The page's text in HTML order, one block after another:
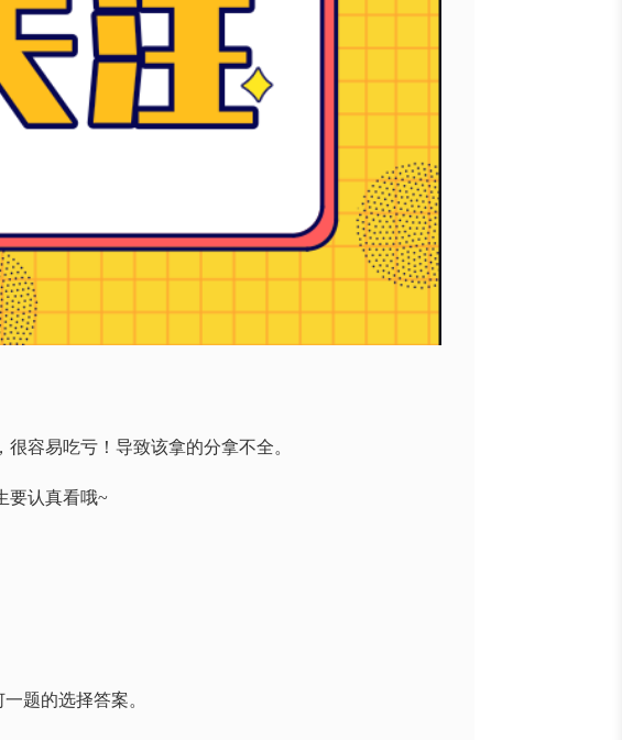
容易吃亏！导致该拿的分拿不全。
要认真看哦~
题的选择答案。